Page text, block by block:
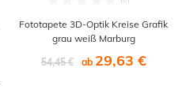
Fototapete 3D-Optik Kreise Grafik
grau weiß Marburg
54,45 €
ab 29,63 €